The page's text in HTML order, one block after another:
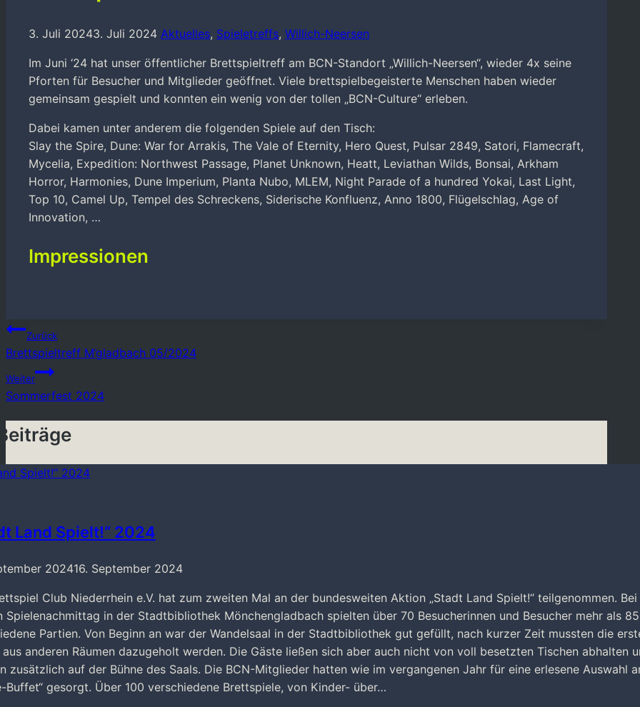
3. Juli 20243. Juli 2024 Aktuelles, Spieletreffs, Willich-Neersen
Im Juni ‘24 hat unser öffentlicher Brettspieltreff am BCN-Standort „Willich-Neersen“, wieder 4x seine
Pforten für Besucher und Mitglieder geöffnet. Viele brettspielbegeisterte Menschen haben wieder
gemeinsam gespielt und konnten ein wenig von der tollen „BCN-Culture“ erleben.
Dabei kamen unter anderem die folgenden Spiele auf den Tisch:
Slay the Spire, Dune: War for Arrakis, The Vale of Eternity, Hero Quest, Pulsar 2849, Satori, Flamecraft,
Mycelia, Expedition: Northwest Passage, Planet Unknown, Heatt, Leviathan Wilds, Bonsai, Arkham
Horror, Harmonies, Dune Imperium, Planta Nubo, MLEM, Night Parade of a hundred Yokai, Last Light,
Top 10, Camel Up, Tempel des Schreckens, Siderische Konfluenz, Anno 1800, Flügelschlag, Age of
Innovation, …
Impressionen
Beitragsnavigation
Zurück
Brettspieltreff M’gladbach 05/2024
Weiter
Sommerfest 2024
Land Spielt!“ 2024
202416. September 2024
Club Niederrhein e.V. hat zum zweiten Mal an der bundesweiten Aktion „Stadt Land Spielt!“ teilgenommen. Bei
Spielenachmittag in der Stadtbibliothek Mönchengladbach spielten über 70 Besucherinnen und Besucher mehr als 85
Partien. Von Beginn an war der Wandelsaal in der Stadtbibliothek gut gefüllt, nach kurzer Zeit mussten die
aus anderen Räumen dazugeholt werden. Die Gäste ließen sich aber auch nicht von voll besetzten Tischen abhalten
zusätzlich auf der Bühne des Saals. Die BCN-Mitglieder hatten wie im vergangenen Jahr für eine erlesene Auswahl
Buffet“ gesorgt. Über 100 verschiedene Brettspiele, von Kinder- über…